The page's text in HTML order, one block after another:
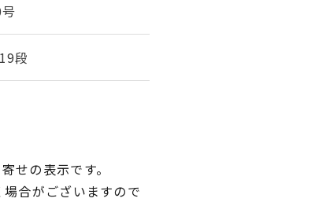
号
段
せの表示です。
合がございますので